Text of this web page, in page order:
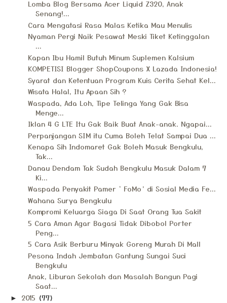
Lomba Blog Bersama Acer Liquid Z320, Anak
Senang!...
Cara Mengatasi Rasa Malas Ketika Mau Menulis
Nyaman Pergi Naik Pesawat Meski Tiket Ketinggalan
...
Kapan Ibu Hamil Butuh Minum Suplemen Kalsium
KOMPETISI Blogger ShopCoupons X Lazada Indonesia!
Syarat dan Ketentuan Program Kuis Cerita Sehat Kel...
Wisata Halal, Itu Apaan Sih ?
Waspada, Ada Loh, Tipe Telinga Yang Gak Bisa
Menge...
Iklan 4 G LTE Itu Gak Baik Buat Anak-anak. Ngapai...
Perpanjangan SIM itu Cuma Boleh Telat Sampai Dua ...
Kenapa Sih Indomaret Gak Boleh Masuk Bengkulu,
Tak...
Danau Dendam Tak Sudah Bengkulu Masuk Dalam 7
Ki...
Waspada Penyakit Pamer ‘ FoMo’ di Sosial Media Fe...
Wahana Surya Bengkulu
Kompromi Keluarga Siaga Di Saat Orang Tua Sakit
5 Cara Aman Agar Bagasi Tidak Dibobol Porter
Peng...
5 Cara Asik Berburu Minyak Goreng Murah Di Mall
Pesona Indah Jembatan Gantung Sungai Suci
Bengkulu
Anak, Liburan Sekolah dan Masalah Bangun Pagi
Saat...
► 2015 (77)